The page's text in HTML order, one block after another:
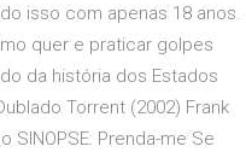
isso com apenas 18 anos.
quer e praticar golpes
da história dos Estados
Torrent (2002) Frank
Prenda-me Se